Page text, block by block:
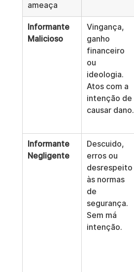
ameaça
Informante
Malicioso
Vingança,
ganho
financeiro
ou
ideologia.
Atos com a
intenção de
causar dano.
Informante
Negligente
Descuido,
erros ou
desrespeito
às normas
de
segurança.
Sem má
intenção.